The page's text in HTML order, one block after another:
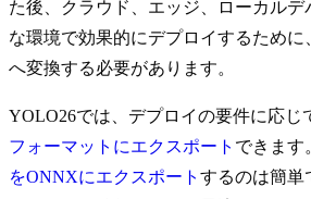
た後、クラウド、エッジ、ローカルデ
な環境で効果的にデプロイするために
へ変換する必要があります。
YOLO26では、デプロイの要件に応じ
フォーマットにエクスポート できます
をONNXにエクスポート するのは簡単